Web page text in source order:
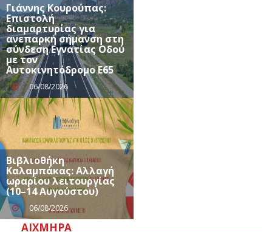
Γιάννης Κουρούπας:
Επιστολή
διαμαρτυρίας για
ανεπαρκή σήμανση στη
σύνδεση Εγνατίας Οδού
με τον
Αυτοκινητόδρομο Ε65
06/08/2026
Βιβλιοθήκη
Καλαμπάκας: Αλλαγή
ωραρίου λειτουργίας
(10–14 Αυγούστου)
06/08/2026
ΑΙΧΜΗΡΆ